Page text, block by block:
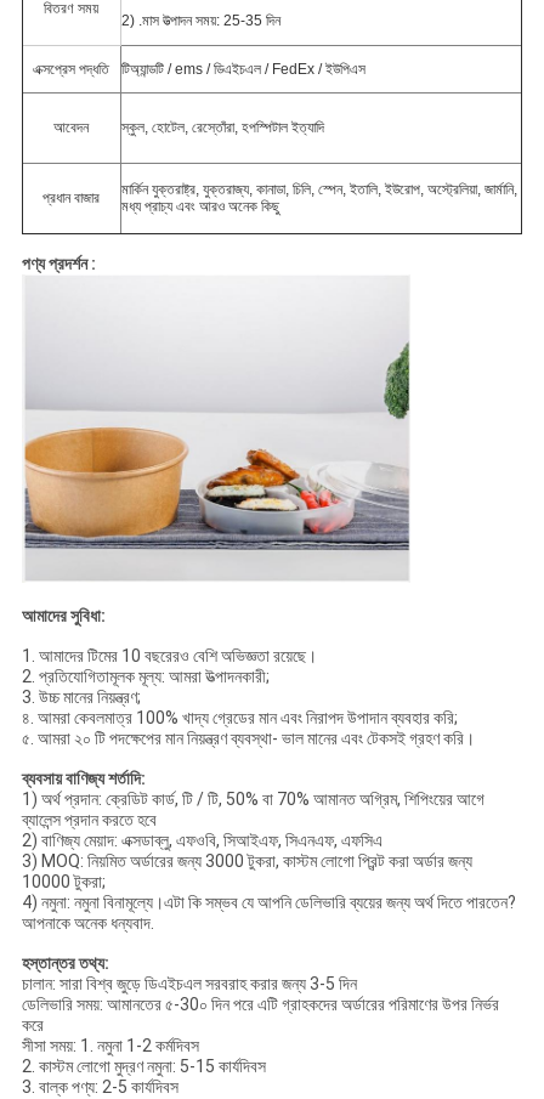
বিতরণ সময়
2) .মাস উত্পাদন সময়: 25-35 দিন
এক্সপ্রেস পদ্ধতি টিঅ্যান্ডটি / ems / ডিএইচএল / FedEx / ইউপিএস
আবেদন স্কুল, হোটেল, রেস্তোঁরা, হপস্পিটাল ইত্যাদি
প্রধান বাজার
মার্কিন যুক্তরাষ্ট্র, যুক্তরাজ্য, কানাডা, চিলি, স্পেন, ইতালি, ইউরোপ, অস্ট্রেলিয়া, জার্মানি,
মধ্য প্রাচ্য এবং আরও অনেক কিছু
পণ্য প্রদর্শন :
আমাদের সুবিধা:
1. আমাদের টিমের 10 বছরেরও বেশি অভিজ্ঞতা রয়েছে।
2. প্রতিযোগিতামূলক মূল্য: আমরা উত্পাদনকারী;
3. উচ্চ মানের নিয়ন্ত্রণ;
৪. আমরা কেবলমাত্র 100% খাদ্য গ্রেডের মান এবং নিরাপদ উপাদান ব্যবহার করি;
৫. আমরা ২০ টি পদক্ষেপের মান নিয়ন্ত্রণ ব্যবস্থা- ভাল মানের এবং টেকসই গ্রহণ করি।
ব্যবসায় বাণিজ্য শর্তাদি:
1) অর্থ প্রদান: ক্রেডিট কার্ড, টি / টি, 50% বা 70% আমানত অগ্রিম, শিপিংয়ের আগে
ব্যালেন্স প্রদান করতে হবে
2) বাণিজ্য মেয়াদ: এক্সডাব্লু, এফওবি, সিআইএফ, সিএনএফ, এফসিএ
3) MOQ: নিয়মিত অর্ডারের জন্য 3000 টুকরা, কাস্টম লোগো প্রিন্ট করা অর্ডার জন্য
10000 টুকরা;
4) নমুনা: নমুনা বিনামূল্যে।এটা কি সম্ভব যে আপনি ডেলিভারি ব্যয়ের জন্য অর্থ দিতে পারতেন?
আপনাকে অনেক ধন্যবাদ.
হস্তান্তর তথ্য:
চালান: সারা বিশ্ব জুড়ে ডিএইচএল সরবরাহ করার জন্য 3-5 দিন
ডেলিভারি সময়: আমানতের ৫-30০ দিন পরে এটি গ্রাহকদের অর্ডারের পরিমাণের উপর নির্ভর
করে
সীসা সময়: 1. নমুনা 1-2 কর্মদিবস
2. কাস্টম লোগো মুদ্রণ নমুনা: 5-15 কার্যদিবস
3. বাল্ক পণ্য: 2-5 কার্যদিবস